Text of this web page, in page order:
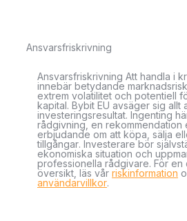
Ansvarsfriskrivning
Ansvarsfriskrivning Att handla i
innebär betydande
extrem volatilitet och potentiell
kapital. Bybit EU avsäger sig allt
investeringsresultat. Ingenting
rådgivning, en rekommendation
erbjudande om att köpa, sälja
tillgångar. Investerare bör
ekonomiska situation och
professionella rådgivare. För en
översikt, läs vår riskinformation
användarvillkor.